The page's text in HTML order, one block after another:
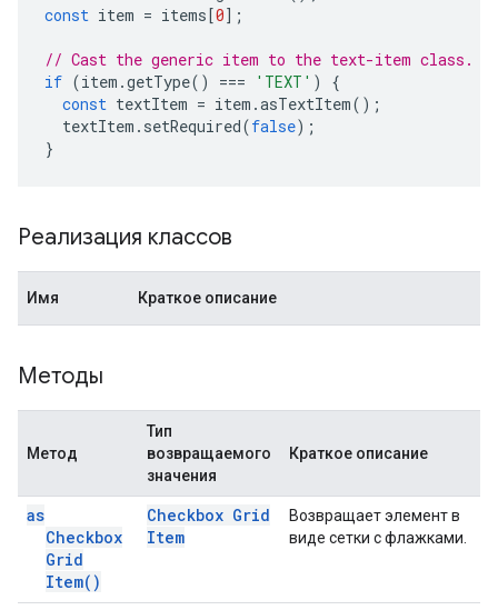
const item = items[0];
// Cast the generic item to the text-item class.
if (item .getType() === 'TEXT' )
{
const textItem = item .asTextItem();
textItem . setRequired(false);
}
Реализация классов
Имя Краткое описание
Методы
Метод
Тип
возвращаемого
значения
Краткое описание
as
Checkbox
Grid
Item( )
Checkbox Grid
Item
Возвращает элемент в
виде сетки с флажками.